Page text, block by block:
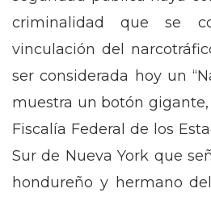
criminalidad que se
vinculación del
ser considerada hoy un
muestra un botón
Fiscalía Federal de los
Sur de Nueva York que
hondureño y hermano